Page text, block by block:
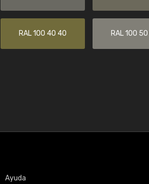
RAL 100 40 40 RAL 100
Ayuda